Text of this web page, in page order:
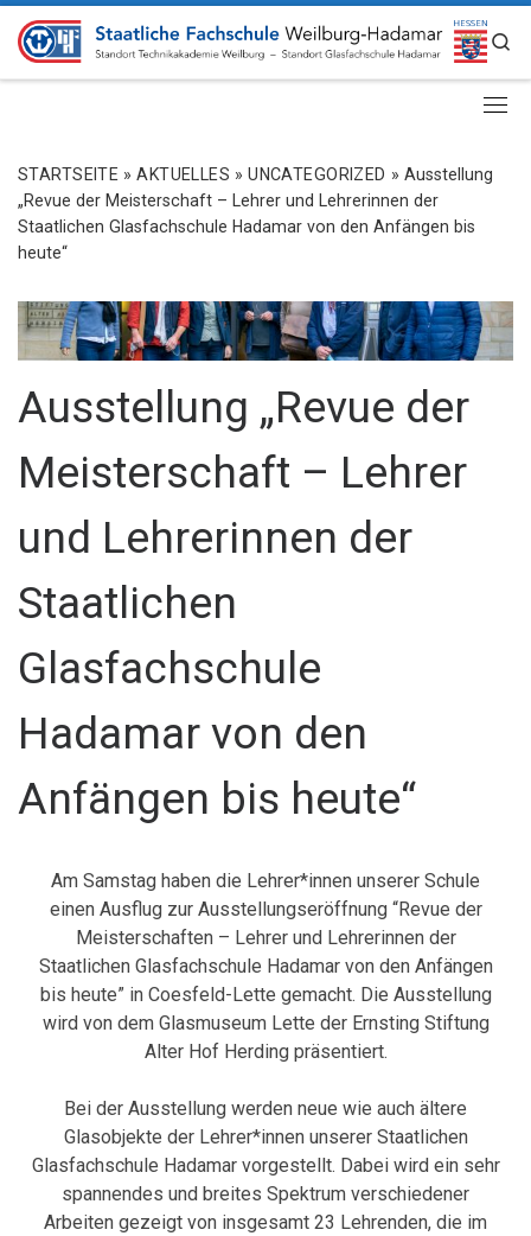
ZUM INHALT SPRINGEN
STARTSEITE » AKTUELLES » UNCATEGORIZED » Ausstellung
„Revue der Meisterschaft – Lehrer und Lehrerinnen der
Staatlichen Glasfachschule Hadamar von den Anfängen bis
heute“
Ausstellung „Revue der
Meisterschaft – Lehrer
und Lehrerinnen der
Staatlichen
Glasfachschule
Hadamar von den
Anfängen bis heute“
Am Samstag haben die Lehrer*innen unserer Schule
einen Ausflug zur Ausstellungseröffnung “Revue der
Meisterschaften – Lehrer und Lehrerinnen der
Staatlichen Glasfachschule Hadamar von den Anfängen
bis heute” in Coesfeld-Lette gemacht. Die Ausstellung
wird von dem Glasmuseum Lette der Ernsting Stiftung
Alter Hof Herding präsentiert.
Bei der Ausstellung werden neue wie auch ältere
Glasobjekte der Lehrer*innen unserer Staatlichen
Glasfachschule Hadamar vorgestellt. Dabei wird ein sehr
spannendes und breites Spektrum verschiedener
Arbeiten gezeigt von insgesamt 23 Lehrenden, die im